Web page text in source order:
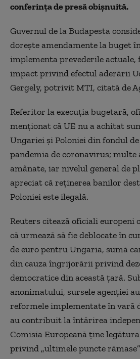
conferinţa de presă obişnuită.
Guvernul de la Budapesta
doreşte amendamente la buget
implementa prevederile actuale,
impact privind efectul aderării
Gergely, potrivit MTI, citată de
Referitor la execuţia bugetară,
menţionat că UE nu a achitat
Ungariei şi Poloniei din fondul
pandemia de coronavirus;
amânate, iar nivelul general de
apreciat că reţinerea banilor
Poloniei este ilegală.
Reuters citează oficiali europeni
că urmează să fie deblocate în
de euro pentru Ungaria, sumă
din cauza îngrijorării privind
democratice din această ţară.
anonimatului, sursele agenţiei
reformele implementate în vară
au contribuit la întărirea
Comisia Europeană ţine
privind „ultimele puncte